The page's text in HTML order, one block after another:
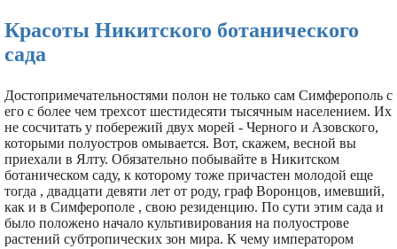
Красоты Никитского ботанического
сада
Достопримечательностями полон не только сам Симферополь с
его с более чем трехсот шестидесяти тысячным населением. Их
не сосчитать у побережий двух морей - Черного и Азовского,
которыми полуостров омывается. Вот, скажем, весной вы
приехали в Ялту. Обязательно побывайте в Никитском
ботаническом саду, к которому тоже причастен молодой еще
тогда , двадцати девяти лет от роду, граф Воронцов, имевший,
как и в Симферополе , свою резиденцию. По сути этим сада и
было положено начало культивирования на полуострове
растений субтропических зон мира. К чему императором